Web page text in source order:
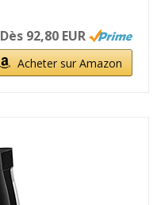
Dès 92,80 EUR
Acheter sur Amazon